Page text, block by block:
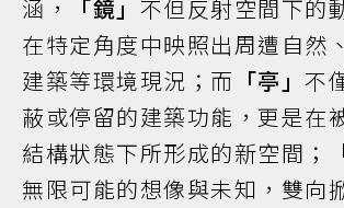
涵，
「鏡」 不但反射空間下的
在特定角度中映照出周遭自然
建築等環境現況；而 「亭」 不
蔽或停留的建築功能，更是在
結構狀態下所形成的新空間；
無限可能的想像與未知，雙向